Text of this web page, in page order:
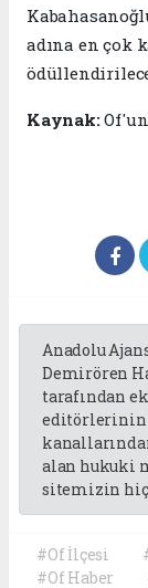
adına en çok
Kaynak:
Anadolu
Demirören
tarafından
editörlerinin
alan hukuki
sitemizin hiç
#Of İlçesi
#Of Haber